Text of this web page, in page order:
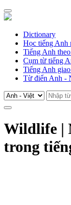
Dictionary
Học tiếng Anh
Tiếng Anh
Cụm từ tiếng
Tiếng Anh
Từ điển Anh -
Wildlife |
trong